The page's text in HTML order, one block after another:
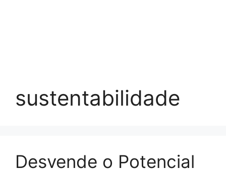
sustentabilidade
Desvende o Potencial